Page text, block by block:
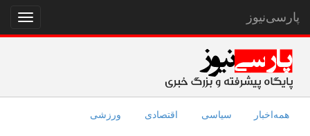
نمایش
منو
پارسی‌نیوز
همه‌اخبار سیاسی اقتصادی ورزشی